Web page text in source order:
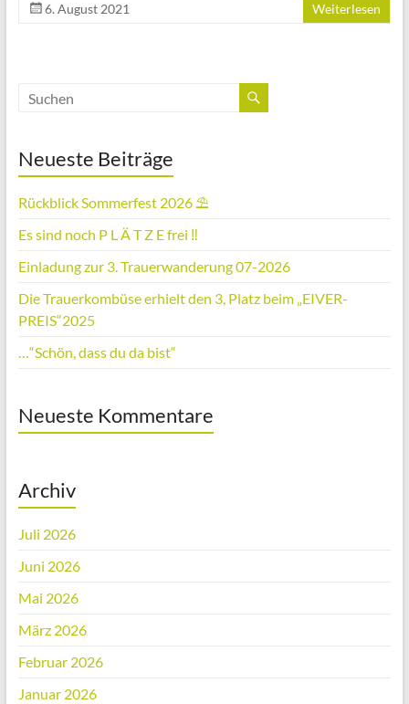
6. August 2021 Weiterlesen
Neueste Beiträge
Rückblick Sommerfest 2026 ⛱️
Es sind noch P L Ä T Z E frei ‼️
Einladung zur 3. Trauerwanderung 07-2026
Die Trauerkombüse erhielt den 3, Platz beim „EIVER-
PREIS“2025
…“Schön, dass du da bist“
Neueste Kommentare
Archiv
Juli 2026
Juni 2026
Mai 2026
März 2026
Februar 2026
Januar 2026